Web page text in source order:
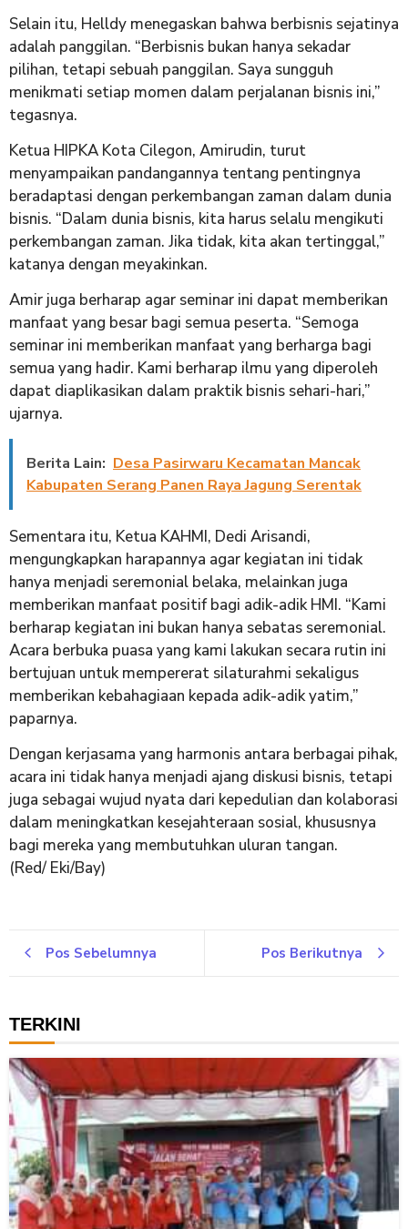
Selain itu, Helldy menegaskan bahwa berbisnis sejatinya
adalah panggilan. “Berbisnis bukan hanya sekadar
pilihan, tetapi sebuah panggilan. Saya sungguh
menikmati setiap momen dalam perjalanan bisnis ini,”
tegasnya.
Ketua HIPKA Kota Cilegon, Amirudin, turut
menyampaikan pandangannya tentang pentingnya
beradaptasi dengan perkembangan zaman dalam dunia
bisnis. “Dalam dunia bisnis, kita harus selalu mengikuti
perkembangan zaman. Jika tidak, kita akan tertinggal,”
katanya dengan meyakinkan.
Amir juga berharap agar seminar ini dapat memberikan
manfaat yang besar bagi semua peserta. “Semoga
seminar ini memberikan manfaat yang berharga bagi
semua yang hadir. Kami berharap ilmu yang diperoleh
dapat diaplikasikan dalam praktik bisnis sehari-hari,”
ujarnya.
Berita Lain: Desa Pasirwaru Kecamatan Mancak
Kabupaten Serang Panen Raya Jagung Serentak
Sementara itu, Ketua KAHMI, Dedi Arisandi,
mengungkapkan harapannya agar kegiatan ini tidak
hanya menjadi seremonial belaka, melainkan juga
memberikan manfaat positif bagi adik-adik HMI. “Kami
berharap kegiatan ini bukan hanya sebatas seremonial.
Acara berbuka puasa yang kami lakukan secara rutin ini
bertujuan untuk mempererat silaturahmi sekaligus
memberikan kebahagiaan kepada adik-adik yatim,”
paparnya.
Dengan kerjasama yang harmonis antara berbagai pihak,
acara ini tidak hanya menjadi ajang diskusi bisnis, tetapi
juga sebagai wujud nyata dari kepedulian dan kolaborasi
dalam meningkatkan kesejahteraan sosial, khususnya
bagi mereka yang membutuhkan uluran tangan.
(Red/ Eki/Bay)
Pos Sebelumnya Pos Berikutnya
TERKINI